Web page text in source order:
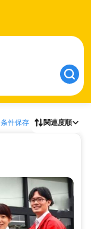
条件保存 関連度順